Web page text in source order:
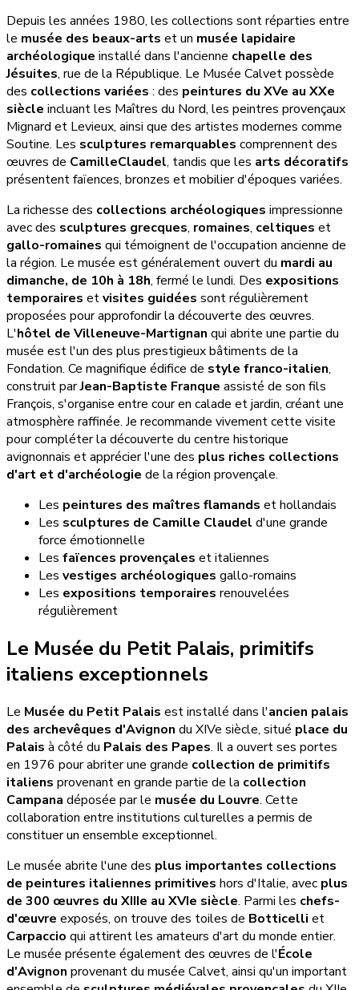
Depuis les années 1980, les collections sont réparties entre
le musée des beaux-arts et un musée lapidaire
archéologique installé dans l'ancienne chapelle des
Jésuites, rue de la République. Le Musée Calvet possède
des collections variées : des peintures du XVe au XXe
siècle incluant les Maîtres du Nord, les peintres provençaux
Mignard et Levieux, ainsi que des artistes modernes comme
Soutine. Les sculptures remarquables comprennent des
œuvres de CamilleClaudel, tandis que les arts décoratifs
présentent faïences, bronzes et mobilier d'époques variées.
La richesse des collections archéologiques impressionne
avec des sculptures grecques, romaines, celtiques et
gallo-romaines qui témoignent de l'occupation ancienne de
la région. Le musée est généralement ouvert du mardi au
dimanche, de 10h à 18h, fermé le lundi. Des expositions
temporaires etvisites guidées sont régulièrement
proposées pour approfondir la découverte des œuvres.
L'hôtel de Villeneuve-Martignan qui abrite une partie du
musée est l'un des plus prestigieux bâtiments de la
Fondation. Ce magnifique édifice de style franco-italien,
construit parJean-Baptiste Franque assisté de son fils
François, s'organise entre cour en calade et jardin, créant une
atmosphère raffinée. Je recommande vivement cette visite
pour compléter la découverte du centre historique
avignonnais et apprécier l'une des plus riches collections
d'art et d'archéologie de la région provençale.
Les peintures des maîtres flamands et hollandais
Les sculptures de Camille Claudel d'une grande
force émotionnelle
Les faïences provençales et italiennes
Les vestiges archéologiques gallo-romains
Les expositions temporaires renouvelées
régulièrement
Le Musée du Petit Palais, primitifs
italiens exceptionnels
Le Musée du Petit Palais est installé dans l'ancien palais
des archevêques d'Avignon du XIVe siècle, situé place du
Palais à côté du Palais des Papes. Il a ouvert ses portes
en 1976 pour abriter une grande collection de primitifs
italiens provenant en grande partie de la collection
Campana déposée par le musée du Louvre. Cette
collaboration entre institutions culturelles a permis de
constituer un ensemble exceptionnel.
Le musée abrite l'une des plus importantes collections
de peintures italiennes primitives hors d'Italie, avec plus
de 300 œuvres du XIIIe au XVIe siècle. Parmi les chefs-
d'œuvre exposés, on trouve des toiles de Botticelli et
Carpaccio qui attirent les amateurs d'art du monde entier.
Le musée présente également des œuvres de l'École
d'Avignon provenant du musée Calvet, ainsi qu'un important